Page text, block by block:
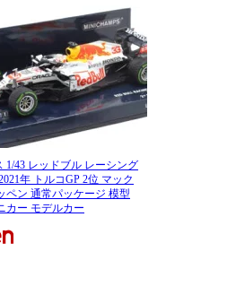
1/43 レッドブル レーシング
年 トルコGP 2位 マック
ペン 通常パッケージ 模型
カー モデルカー